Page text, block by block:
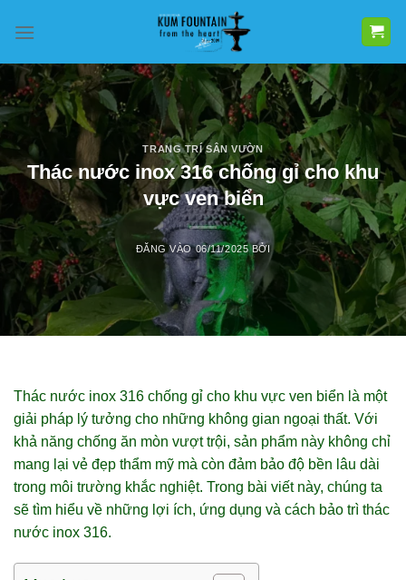
qua
dung
TRANG TRÍ SÂN VƯỜN
Thác nước inox 316 chống gỉ cho khu
vực ven biển
ĐĂNG VÀO06/11/2025 BỞI
Thác nước inox 316 chống gỉ cho khu vực ven biển là một
giải pháp lý tưởng cho những không gian ngoại thất. Với
khả năng chống ăn mòn vượt trội, sản phẩm này không chỉ
mang lại vẻ đẹp thẩm mỹ mà còn đảm bảo độ bền lâu dài
trong môi trường khắc nghiệt. Trong bài viết này, chúng ta
sẽ tìm hiểu về những lợi ích, ứng dụng và cách bảo trì thác
nước inox 316.